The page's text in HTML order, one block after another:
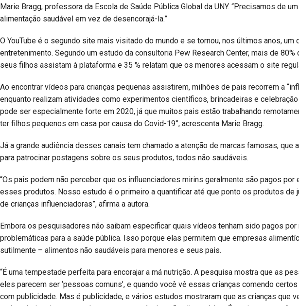
Marie Bragg, professora da Escola de Saúde Pública Global da UNY. “Precisamos de
alimentação saudável em vez de desencorajá-la.”
O YouTube é o segundo site mais visitado do mundo e se tornou, nos últimos anos,
entretenimento. Segundo um estudo da consultoria Pew Research Center, mais de
seus filhos assistam à plataforma e 35 % relatam que os menores acessam o site
Ao encontrar vídeos para crianças pequenas assistirem, milhões de pais recorrem a
enquanto realizam atividades como experimentos científicos, brincadeiras e
pode ser especialmente forte em 2020, já que muitos pais estão trabalhando
ter filhos pequenos em casa por causa do Covid-19”, acrescenta Marie Bragg.
Já a grande audiência desses canais tem chamado a atenção de marcas famosas,
para patrocinar postagens sobre os seus produtos, todos não saudáveis.
“Os pais podem não perceber que os influenciadores mirins geralmente são pagos
esses produtos. Nosso estudo é o primeiro a quantificar até que ponto os produtos de
de crianças influenciadoras”, afirma a autora.
Embora os pesquisadores não saibam especificar quais vídeos tenham sido pagos
problemáticas para a saúde pública. Isso porque elas permitem que empresas
sutilmente – alimentos não saudáveis para menores e seus pais.
“É uma tempestade perfeita para encorajar a má nutrição. A pesquisa mostra que as
eles parecem ser ‘pessoas comuns’, e quando você vê essas crianças comendo
com publicidade. Mas é publicidade, e vários estudos mostraram que as crianças que